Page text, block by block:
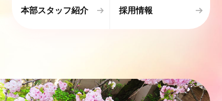
本部スタッフ紹介 採用情報